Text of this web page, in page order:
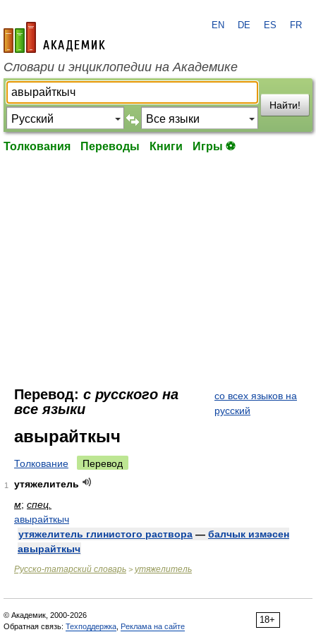
academic.ru
EN DE ES FR
Словари и энциклопедии на Академике
Найти!
Толкования Переводы Книги Игры ⚽
Перевод: с русского на
все языки
со всех языков на
русский
авырайткыч
Толкование Перевод
1
утяжелитель
м; спец.
авырайткыч
утяжелитель глинистого раствора — балчык измәсен
авырайткыч
Русско-татарский словарь > утяжелитель
18+
© Академик, 2000-2026
Обратная связь: Техподдержка Реклама на сайте